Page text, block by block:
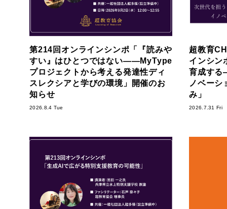
第214回オンラインシンポ「『読みや
すい』はひとつではない――MyType
プロジェクトから考える発達性ディ
スレクシアと学びの環境」開催のお
知らせ
2026.8.4 Tue
超教育
インシン
育成す
ノベーシ
み」
2026.7.31 Fri